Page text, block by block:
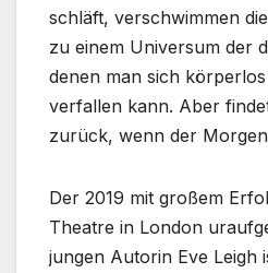
schläft, verschwimmen
zu einem Universum der
denen man sich
verfallen kann. Aber
zurück, wenn der
Der 2019 mit großem
Theatre in London
jungen Autorin Eve Leigh